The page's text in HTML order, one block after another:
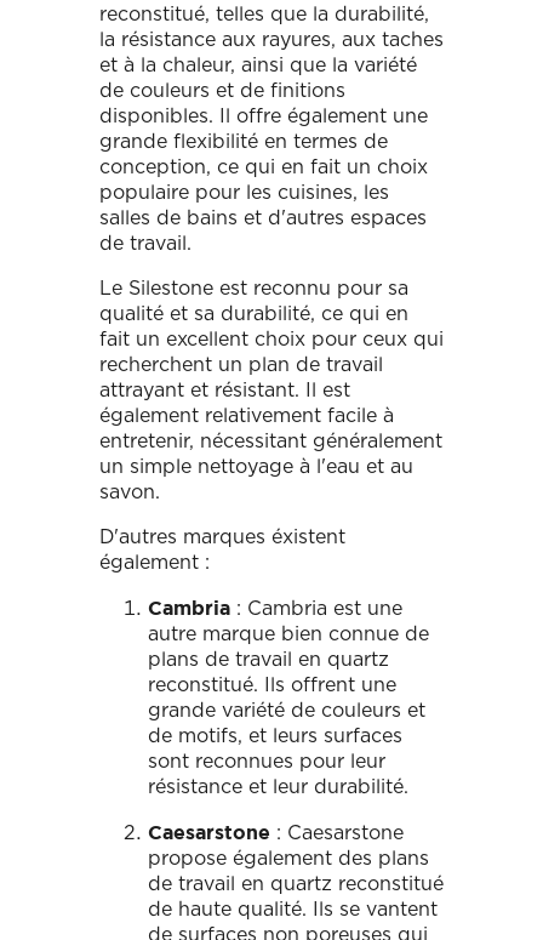
reconstitué, telles que la durabilité,
la résistance aux rayures, aux taches
et à la chaleur, ainsi que la variété
de couleurs et de finitions
disponibles. Il offre également une
grande flexibilité en termes de
conception, ce qui en fait un choix
populaire pour les cuisines, les
salles de bains et d'autres espaces
de travail.
Le Silestone est reconnu pour sa
qualité et sa durabilité, ce qui en
fait un excellent choix pour ceux qui
recherchent un plan de travail
attrayant et résistant. Il est
également relativement facile à
entretenir, nécessitant généralement
un simple nettoyage à l'eau et au
savon.
D'autres marques éxistent
également :
Cambria: Cambria est une
autre marque bien connue de
plans de travail en quartz
reconstitué. Ils offrent une
grande variété de couleurs et
de motifs, et leurs surfaces
sont reconnues pour leur
résistance et leur durabilité.
Caesarstone : Caesarstone
propose également des plans
de travail en quartz reconstitué
de haute qualité. Ils se vantent
de surfaces non poreuses qui